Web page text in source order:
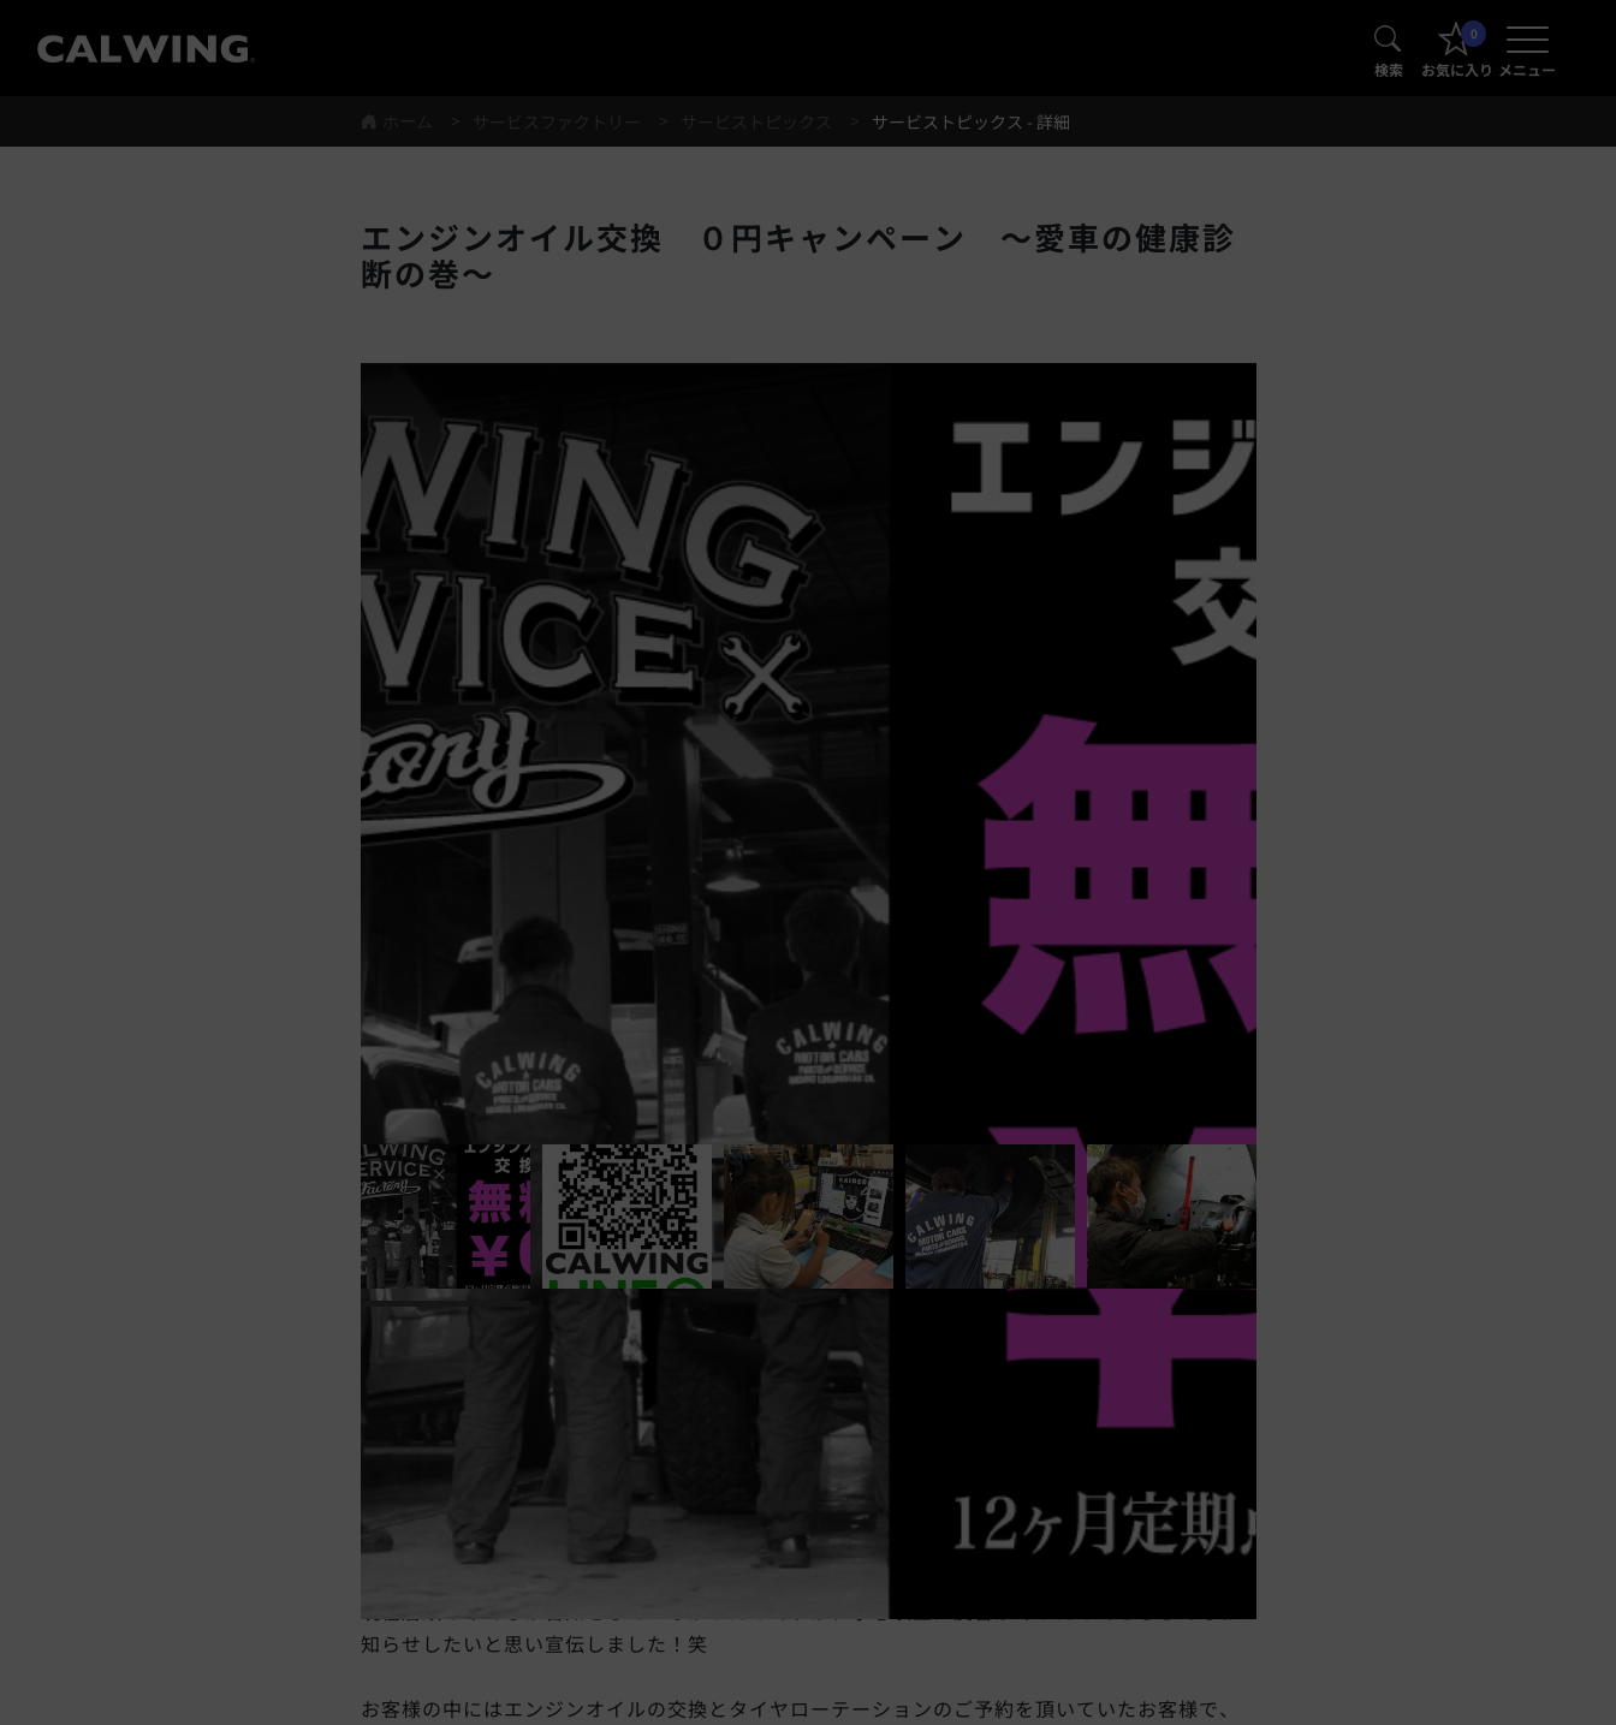
® 検索
0
お気に入り メニュー
サービストピックス - 詳細
エンジンオイル交換 ０円キャンペーン ～愛車の健康診
断の巻～
お疲れ様です！メカニックの金城です！
６月、７月とエンジンオイルを無料
で交換するキャンペーンを行なっています！
１２ケ月定期点検を行なって頂いたお客様限定の内容にはなるのですが、お得な内容です！
定期点検はお店でお待ち頂いている間に行なえる点検なので、お車を預けなくても行なえます！
知らせしたいと思い宣伝しました！笑
お客様の中にはエンジンオイルの交換とタイヤローテーションのご予約を頂いていたお客様で、